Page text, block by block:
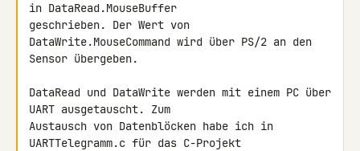
in DataRead.MouseBuffer
geschrieben. Der Wert von
DataWrite.MouseCommand wird über PS/2 an den
Sensor übergeben.
DataRead und DataWrite werden mit einem PC über
UART ausgetauscht. Zum
Austausch von Datenblöcken habe ich in
UARTTelegramm.c für das C-Projekt